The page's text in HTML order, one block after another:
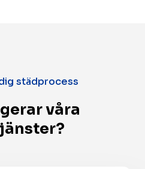
städprocess
våra